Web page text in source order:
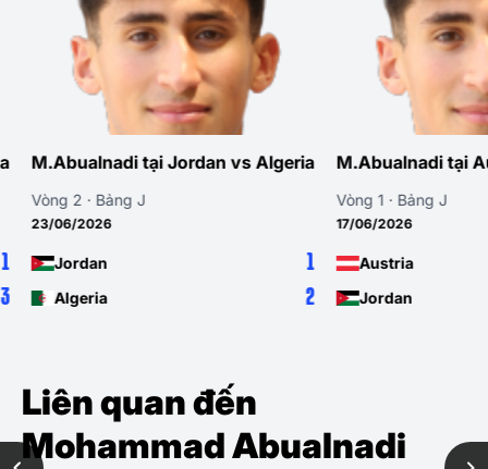
M.Abualnadi tại Jordan vs Algeria
Vòng 2 · Bảng J
23/06/2026
Jordan
Algeria
M.Abualnadi tại
Vòng 1 · Bảng J
17/06/2026
Austria
Jordan
Liên quan đến
Mohammad Abualnadi